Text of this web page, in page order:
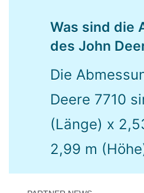
Was sind die
des John
Die
Deere 7710
(Länge) x
2,99 m